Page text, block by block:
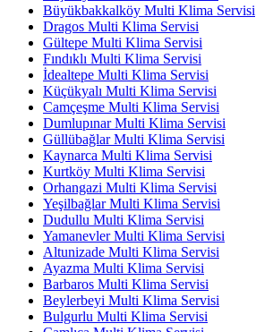
Büyükbakkalköy Multi Klima Servisi
Dragos Multi Klima Servisi
Gültepe Multi Klima Servisi
Fındıklı Multi Klima Servisi
İdealtepe Multi Klima Servisi
Küçükyalı Multi Klima Servisi
Camçeşme Multi Klima Servisi
Dumlupınar Multi Klima Servisi
Güllübağlar Multi Klima Servisi
Kaynarca Multi Klima Servisi
Kurtköy Multi Klima Servisi
Orhangazi Multi Klima Servisi
Yeşilbağlar Multi Klima Servisi
Dudullu Multi Klima Servisi
Yamanevler Multi Klima Servisi
Altunizade Multi Klima Servisi
Ayazma Multi Klima Servisi
Barbaros Multi Klima Servisi
Beylerbeyi Multi Klima Servisi
Bulgurlu Multi Klima Servisi